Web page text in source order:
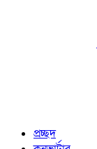
প্রচ্ছদ